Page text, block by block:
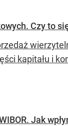
Czy to
kapitału i
Jak